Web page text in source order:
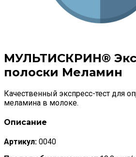
МУЛЬТИСКРИН®
полоски Меламин
Качественный экспресс-тест для
меламина в молоке.
Описание
Артикул: 0040